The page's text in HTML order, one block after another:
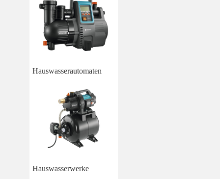
Hauswasserautomaten
Hauswasserwerke